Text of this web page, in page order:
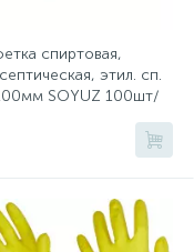
спиртовая,
этил. сп.
SOYUZ 100шт/